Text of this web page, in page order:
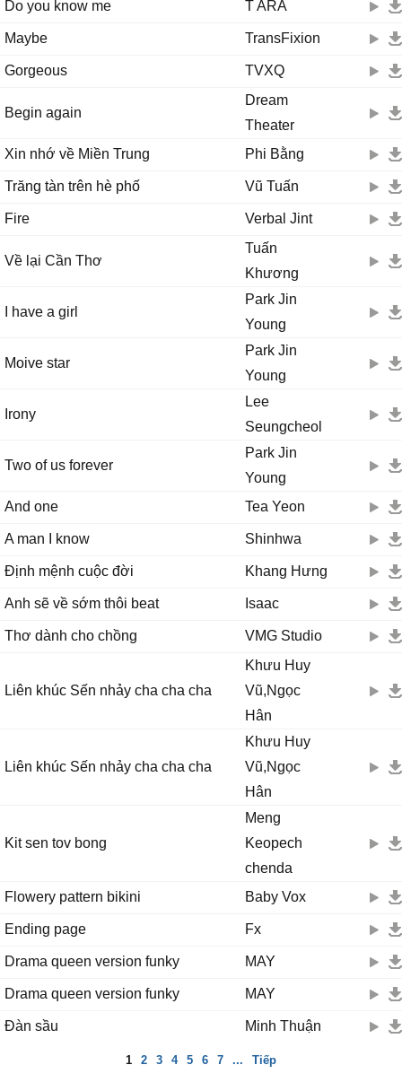
Do you know me T ARA
Maybe TransFixion
Gorgeous TVXQ
Begin again
Dream
Theater
Xin nhớ về Miền Trung
Phi Bằng
Trăng tàn trên hè phố Vũ Tuấn
Fire Verbal Jint
Về lại Cần Thơ
Tuấn
Khương
I have a girl
Park Jin
Young
Moive star
Park Jin
Young
Irony
Lee
Seungcheol
Two of us forever
Park Jin
Young
And one
Tea Yeon
A man I know Shinhwa
Định mệnh cuộc đời Khang Hưng
Anh sẽ về sớm thôi beat Isaac
Thơ dành cho chồng VMG Studio
Liên khúc Sến nhảy cha cha cha
Khưu Huy
Vũ,Ngọc
Hân
Liên khúc Sến nhảy cha cha cha
Khưu Huy
Vũ,Ngọc
Hân
Kit sen tov bong
Meng
Keopech
chenda
Flowery pattern bikini
Baby Vox
Ending page Fx
Drama queen version funky MAY
Drama queen version funky MAY
Đàn sầu Minh Thuận
1 2 3 4 5 6 7 ... Tiếp